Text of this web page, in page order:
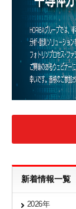
新着情報一覧
2026年